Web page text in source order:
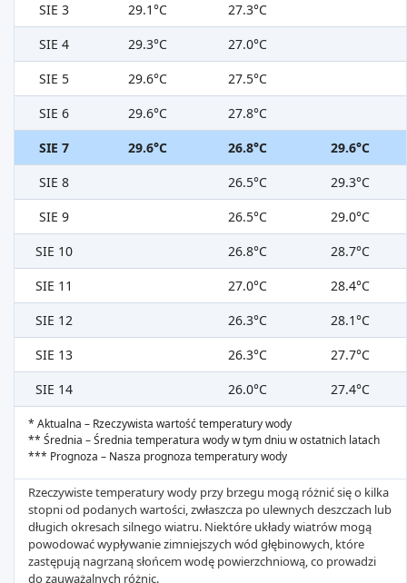
SIE 3
29.1°C
27.3°C
SIE 4
29.3°C
27.0°C
SIE 5
29.6°C
27.5°C
SIE 6
29.6°C
27.8°C
SIE 7
29.6°C 26.8°C
29.6°C
SIE 8
26.5°C
29.3°C
SIE 9
26.5°C
29.0°C
SIE 10
26.8°C
28.7°C
SIE 11
27.0°C
28.4°C
SIE 12
26.3°C
28.1°C
SIE 13
26.3°C
27.7°C
SIE 14
26.0°C 27.4°C
* Aktualna – Rzeczywista wartość temperatury wody
** Średnia – Średnia temperatura wody w tym dniu w ostatnich latach
*** Prognoza – Nasza prognoza temperatury wody
Rzeczywiste temperatury wody przy brzegu mogą różnić się o kilka
stopni od podanych wartości, zwłaszcza po ulewnych deszczach lub
długich okresach silnego wiatru. Niektóre układy wiatrów mogą
powodować wypływanie zimniejszych wód głębinowych, które
zastępują nagrzaną słońcem wodę powierzchniową, co prowadzi
do zauważalnych różnic.